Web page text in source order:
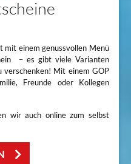
mit einem genussvollen Menü
– es gibt viele Varianten
verschenken! Mit einem GOP
Freunde oder Kollegen
wir auch online zum selbst